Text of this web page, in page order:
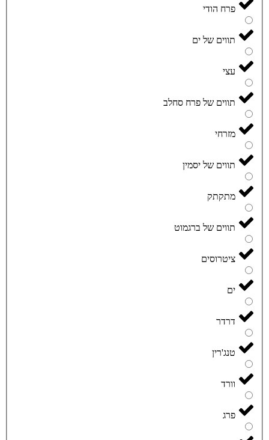
פרח הודי
תווים של ים
עצי
תווים של פרח סחלב
מזרחי
תווים של יסמין
מתקתק
תווים של ברגמוט
ציטרוסים
ים
דרדר
טנג'רין
וורד
פרג